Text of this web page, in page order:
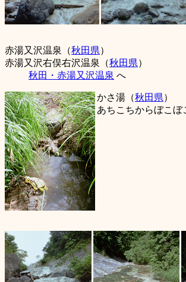
赤湯又沢温泉（秋田県）
赤湯又沢右俣右沢温泉（秋田県）
秋田・赤湯又沢温泉 へ
かさ湯（秋田県）
あちこちからぼこぼ